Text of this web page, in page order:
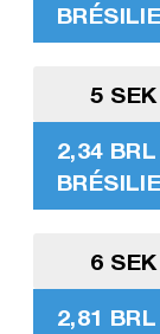
5
2,34
6
2,81